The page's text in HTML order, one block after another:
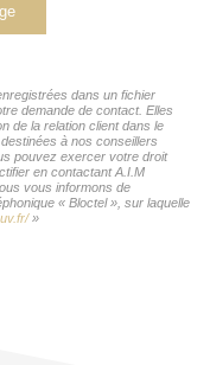
dans un fichier
demande de contact. Elles
de la relation client dans le
à nos conseillers
pouvez exercer votre droit
en contactant A.I.M
vous informons de
« Bloctel », sur laquelle
»